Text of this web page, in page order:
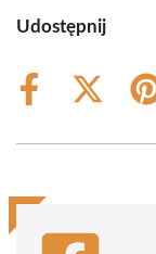
Udostępnij
Share
Share
(Twitter)